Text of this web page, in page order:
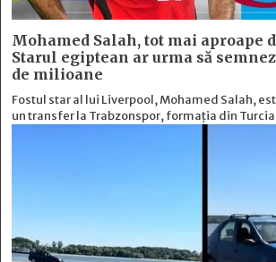
Mohamed Salah, tot mai aproape
Starul egiptean ar urma să
de milioane
Fostul star al lui Liverpool, Mohamed Salah,
un transfer la Trabzonspor, formația din